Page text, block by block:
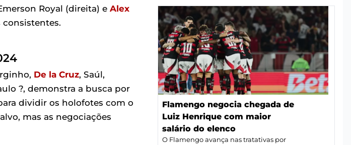
Royal (direita) e Alex
De la Cruz, Saúl,
?, demonstra a busca por
dividir os holofotes com o
mas as negociações
Flamengo negocia chegada de
Luiz Henrique com maior
salário do elenco
O Flamengo avança nas tratativas por